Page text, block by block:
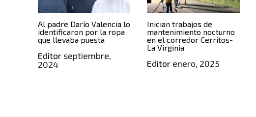
Al padre Darío Valencia lo
identificaron por la ropa
que llevaba puesta
Editor septiembre,
2024
Inician trabajos de
mantenimiento nocturno
en el corredor Cerritos-
La Virginia
Editor enero, 2025